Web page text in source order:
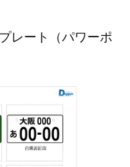
検索
レート（パワーポ